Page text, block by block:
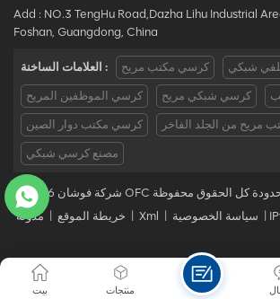
Add : NO.3 TengHu Road,Dazha Lihu Industrial
Foshan, Guangdong, China
العلامات الساخنة : كرسي مكتب مريح شبكي
كرسي الموظفين المريح كرسي شبكي مريح
كرسي مكتب دوار الصين مريح من الجلد الفاخر
مصنع كرسي شبكي
مدونة
خريطة الموقع Xml سياسة الخصوصية
بيت منتجات